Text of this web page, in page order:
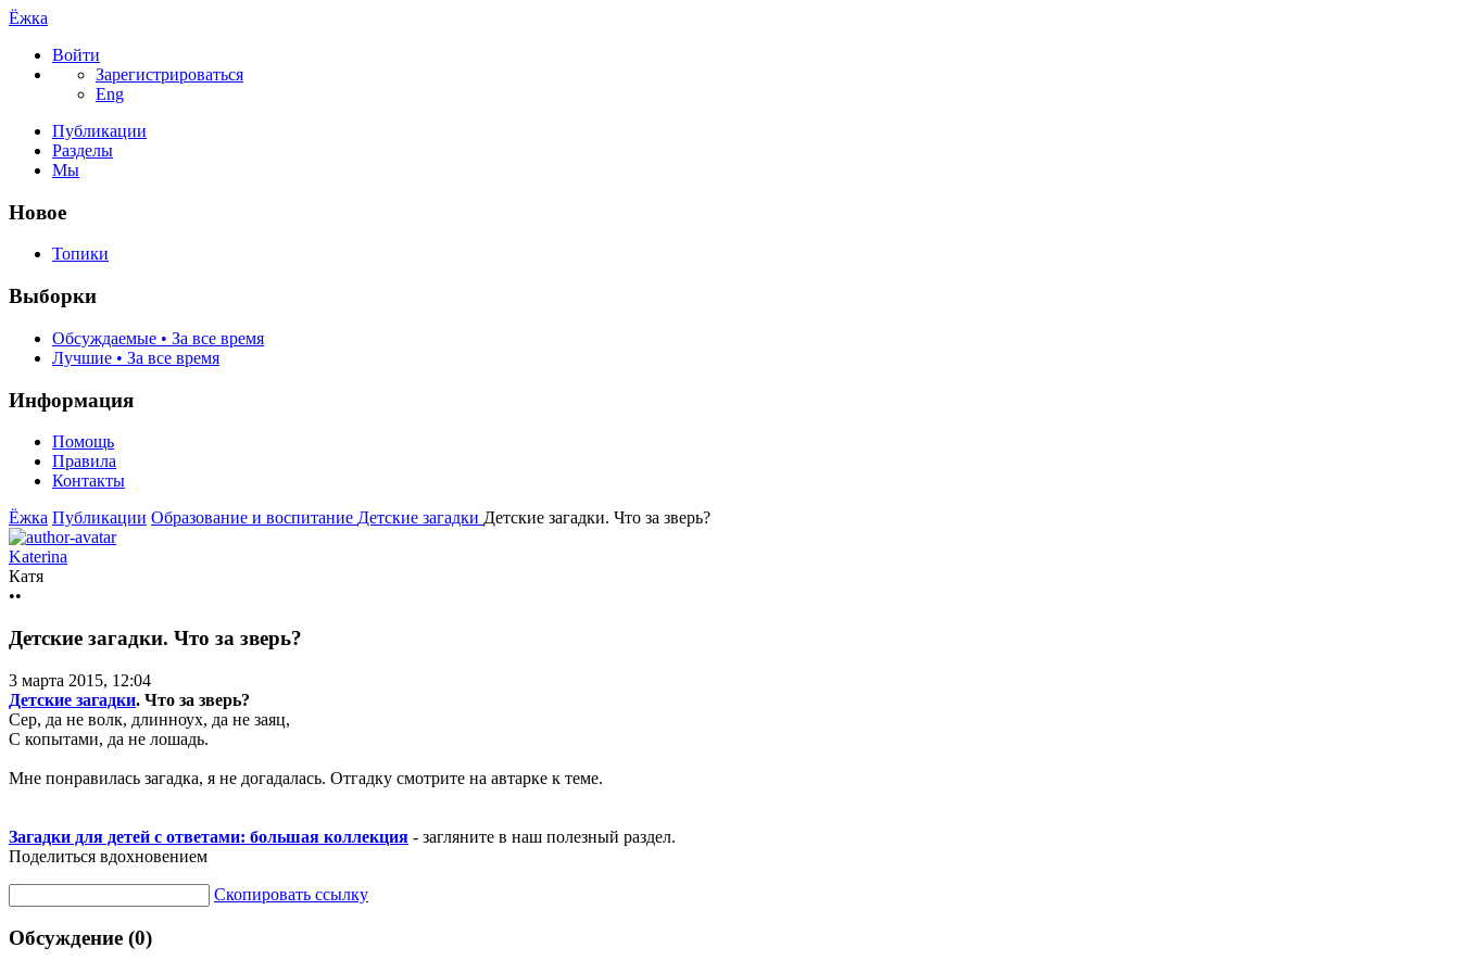
Ёжка
Войти
Зарегистрироваться
Eng
Публикации
Разделы
Мы
Новое
Топики
Выборки
Обсуждаемые • За все время
Лучшие • За все время
Информация
Помощь
Правила
Контакты
Ёжка Публикации Образование и воспитание Детские загадки Детские загадки. Что за зверь?
Katerina
Катя
••
Детские загадки. Что за зверь?
3 марта 2015, 12:04
Детские загадки. Что за зверь?
Сер, да не волк, длинноух, да не заяц,
С копытами, да не лошадь.
Мне понравилась загадка, я не догадалась. Отгадку смотрите на автарке к теме.
Загадки для детей с ответами: большая коллекция - загляните в наш полезный раздел.
Поделиться вдохновением
Скопировать ссылку
Обсуждение (0)